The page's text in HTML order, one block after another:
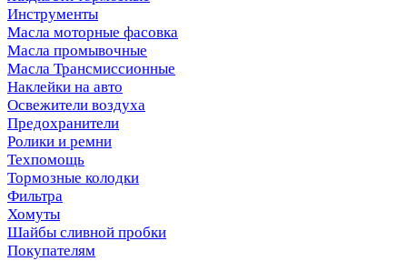
Инструменты
Масла моторные фасовка
Масла промывочные
Масла Трансмиссионные
Наклейки на авто
Освежители воздуха
Предохранители
Ролики и ремни
Техпомощь
Тормозные колодки
Фильтра
Хомуты
Шайбы сливной пробки
Покупателям